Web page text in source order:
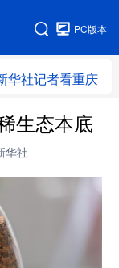
PC版本
华社记者看重庆
生态本底
华社